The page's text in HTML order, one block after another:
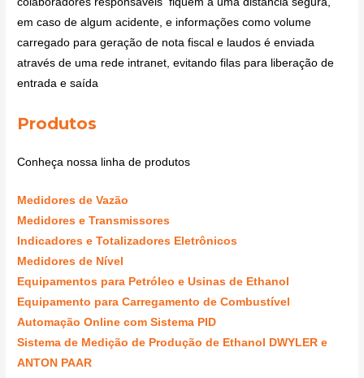
em caso de algum acidente, e informações como volume
carregado para geração de nota fiscal e laudos é enviada
através de uma rede intranet, evitando filas para liberação de
entrada e saída
Produtos
Conheça nossa linha de produtos
Medidores de Vazão
Medidores e Transmissores
Indicadores e Totalizadores Eletrônicos
Medidores de Nível
Equipamentos para Petróleo e Usinas de Ethanol
Equipamento para Carregamento de Combustível
Automação Online com Sistema PID
Sistema de Medição de Produção de Ethanol DWYLER e
ANTON PAAR